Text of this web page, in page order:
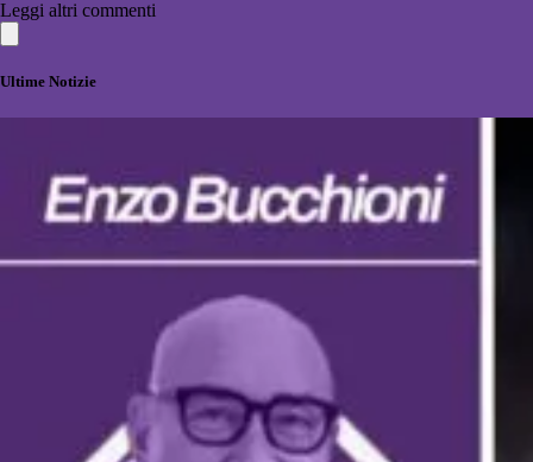
Leggi altri commenti
Ultime Notizie